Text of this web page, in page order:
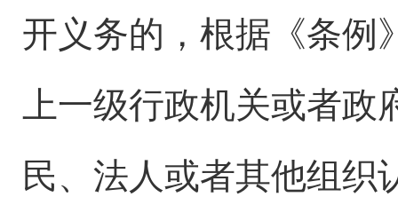
开义务的，根据《条例
上一级行政机关或者政
民、法人或者其他组织